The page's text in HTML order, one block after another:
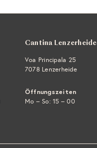
Cantina Lenzerheide
Voa Principala 25
7078 Lenzerheide
Öffnungszeiten
Mo – So: 15 – 00